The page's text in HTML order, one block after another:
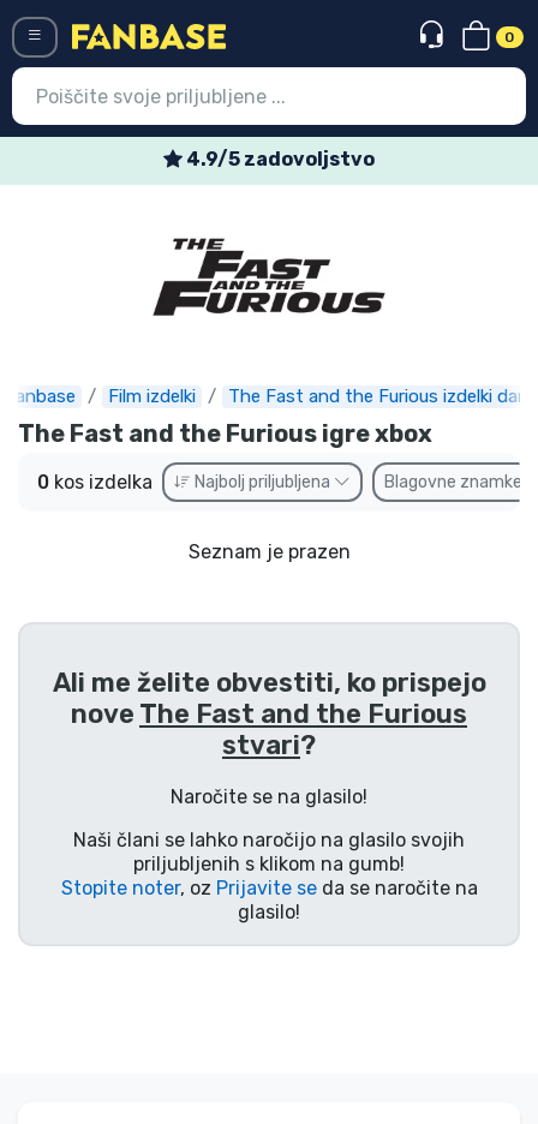
0
4.9/5 zadovoljstvo
Fanbase Film izdelki The Fast and the Furious izdelki darila
The Fast and the Furious igre xbox
0 kos izdelka Najbolj priljubljena Blagovne znamke
Seznam je prazen
Ali me želite obvestiti, ko prispejo
nove The Fast and the Furious
stvari?
Naročite se na glasilo!
Naši člani se lahko naročijo na glasilo svojih
priljubljenih s klikom na gumb!
Stopite noter, oz Prijavite seda se naročite na
glasilo!
Najnovejsi izdelki
Ekspresna dostava
Prednaročila
Outlet izdelki
Dostava in plačilo
Tv serijske izdelki
Filmske izdelki
Gamer izdelki